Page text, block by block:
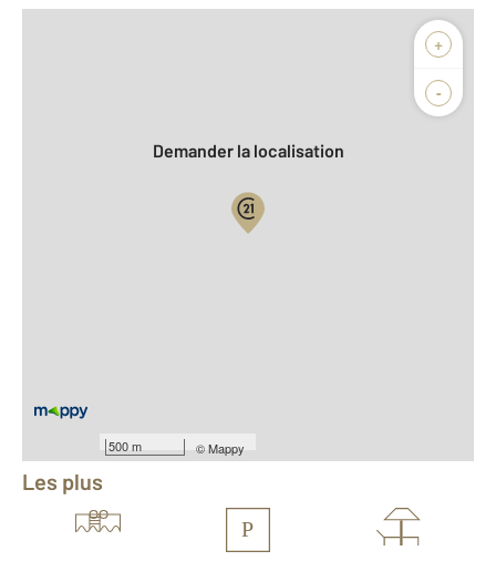
+
-
500 m ©Mappy
Biens vendus
Demander la localisation
Équipements
Les plus
P